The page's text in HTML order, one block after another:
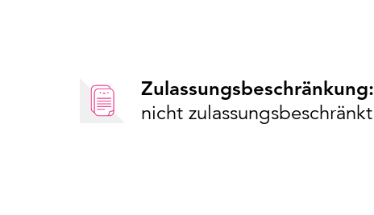
Zulassungsbeschränkung:
nicht zulassungsbeschränkt